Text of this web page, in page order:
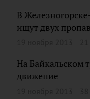
В
ищут двух
На Байкальском
движение